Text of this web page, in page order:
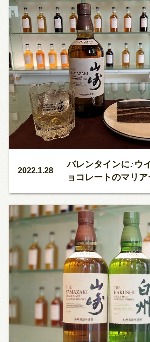
2022.1.28
バレンタインに♪ウ
ョコレートのマリア